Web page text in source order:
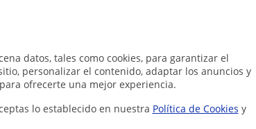
datos, tales como cookies, para garantizar el
personalizar el contenido, adaptar los anuncios y
ofrecerte una mejor experiencia.
lo establecido en nuestra Política de Cookies y